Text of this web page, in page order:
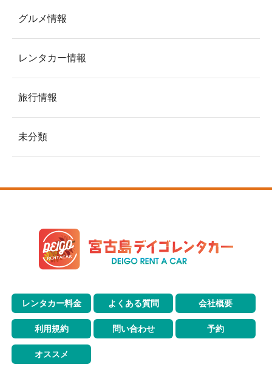
グルメ情報
レンタカー情報
旅行情報
未分類
レンタカー料金 よくある質問 会社概要
利用規約 問い合わせ 予約
オススメ